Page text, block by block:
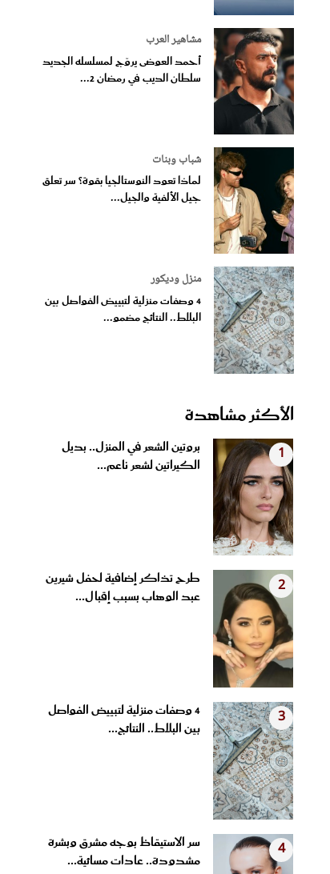
مشاهير العرب
أحمد العوضى يروّج لمسلسله الجديد
سلطان الديب في رمضان 2...
شباب وبنات
لماذا تعود النوستالجيا بقوة؟ سر تعلق
جيل الألفية والجيل...
منزل وديكور
4 وصفات منزلية لتبييض الفواصل بين
البلاط.. النتائج مضمو...
الأكثر مشاهدة
1
بروتين الشعر في المنزل.. بديل
الكيراتين لشعر ناعم...
2
طرح تذاكر إضافية لحفل شيرين
عبد الوهاب بسبب إقبال...
3
4 وصفات منزلية لتبييض الفواصل
بين البلاط.. النتائج...
4
سر الاستيقاظ بوجه مشرق وبشرة
مشدودة.. عادات مسائية...